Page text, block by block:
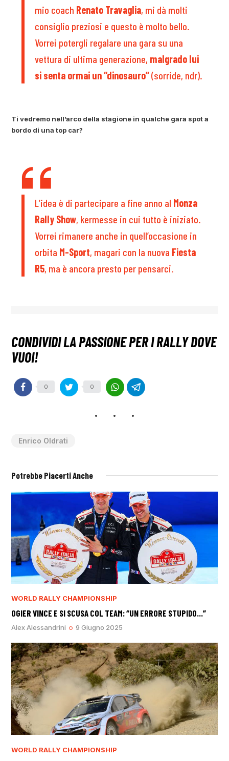
mio coach Renato Travaglia, mi dà molti
consiglio preziosi e questo è molto bello.
Vorrei potergli regalare una gara su una
vettura di ultima generazione, malgrado lui
si senta ormai un “dinosauro”(sorride, ndr).
Ti vedremo nell’arco della stagione in qualche gara spot a
bordo di una top car?
L’idea è di partecipare a fine anno al Monza
Rally Show, kermesse in cui tutto è iniziato.
Vorrei rimanere anche in quell’occasione in
orbita M-Sport, magari con la nuova Fiesta
R5, ma è ancora presto per pensarci.
0 0
Enrico Oldrati
Potrebbe Piacerti Anche
WORLD RALLY CHAMPIONSHIP
OGIER VINCE E SI SCUSA COL TEAM: “UN ERRORE STUPIDO…”
Alex Alessandrini 9 Giugno 2025
WORLD RALLY CHAMPIONSHIP